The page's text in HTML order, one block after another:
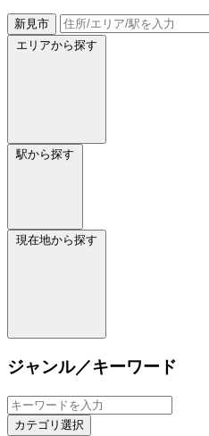
新見市
エリアから探す
駅から探す
現在地から探す
ジャンル／キーワード
カテゴリ選択